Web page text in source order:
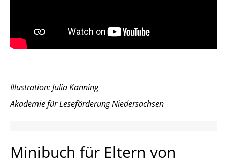
Illustration: Julia Kanning
Akademie für Leseförderung Niedersachsen
Minibuch für Eltern von